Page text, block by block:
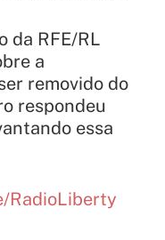
da RFE/RL
a
removido do
respondeu
essa
RadioLiberty